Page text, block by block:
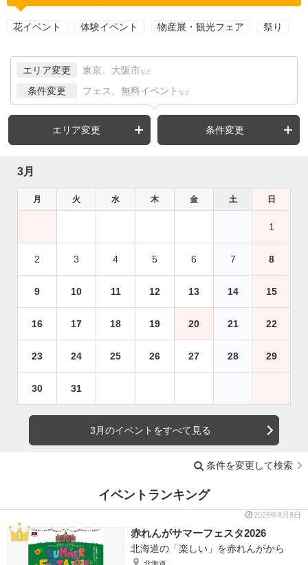
花イベント 体験イベント 物産展・観光フェア 祭り
エリア変更 東京、大阪市 など
条件変更 フェス、無料イベント など
エリア変更 条件変更
3月
月 火 水 木 金 土 日
1
2 3 4 5 6 7 8
9 10 11 12 13 14 15
16 17 18 19 20 21 22
23 24 25 26 27 28 29
30 31
3月のイベントをすべて見る
条件を変更して検索
イベントランキング
2026年8月8日
赤れんがサマーフェスタ2026
北海道の「楽しい」を赤れんがから